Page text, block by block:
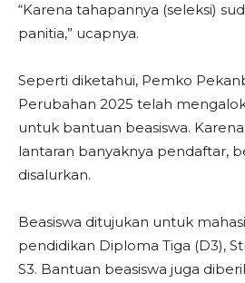
“Karena tahapannya (seleksi)
panitia,” ucapnya.
Seperti diketahui, Pemko
Perubahan 2025 telah
untuk bantuan beasiswa.
lantaran banyaknya pendaftar,
disalurkan.
Beasiswa ditujukan untuk
pendidikan Diploma Tiga (D3),
S3. Bantuan beasiswa juga